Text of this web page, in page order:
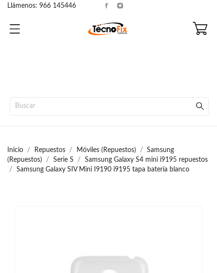
Llámenos: 966 145446
Inicio Repuestos Móviles (Repuestos)
Samsung
(Repuestos)
Serie S
Samsung Galaxy S4 mini i9195 repuestos
Samsung Galaxy SIV Mini I9190 i9195 tapa batería blanco